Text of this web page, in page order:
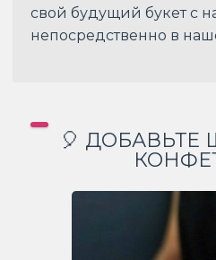
свой будущий букет с
непосредственно в
🎈